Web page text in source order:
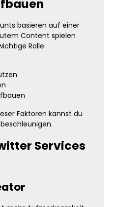
basieren auf einer
Content spielen
Rolle.
Faktoren kannst du
Services